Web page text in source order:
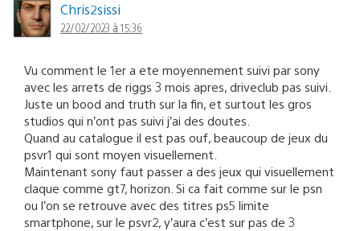
Chris2sissi
22/02/2023 à 15:36
Vu comment le 1er a ete moyennement suivi par sony
avec les arrets de riggs 3 mois apres, driveclub pas suivi.
Juste un bood and truth sur la fin, et surtout les gros
studios qui n’ont pas suivi j’ai des doutes.
Quand au catalogue il est pas ouf, beaucoup de jeux du
psvr1 qui sont moyen visuellement.
Maintenant sony faut passer a des jeux qui visuellement
claque comme gt7, horizon. Si ca fait comme sur le psn
ou l’on se retrouve avec des titres ps5 limite
smartphone, sur le psvr2, y’aura c’est sur pas de 3